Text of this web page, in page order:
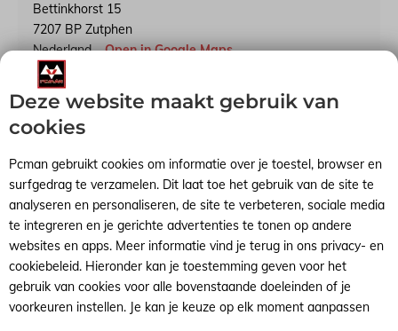
Bettinkhorst 15
7207 BP Zutphen
Nederland
Open in Google Maps
KvK-nummer: 65241614
BTW-identificatienummer: NL001791739B90
© 2026 -Pcman
Algemene voorwaarden RSS-feed Sitemap
Deze website maakt gebruik van
cookies
Pcman gebruikt cookies om informatie over je toestel, browser en
surfgedrag te verzamelen. Dit laat toe het gebruik van de site te
analyseren en personaliseren, de site te verbeteren, sociale media
te integreren en je gerichte advertenties te tonen op andere
websites en apps. Meer informatie vind je terug in ons privacy- en
cookiebeleid. Hieronder kan je toestemming geven voor het
gebruik van cookies voor alle bovenstaande doeleinden of je
voorkeuren instellen. Je kan je keuze op elk moment aanpassen